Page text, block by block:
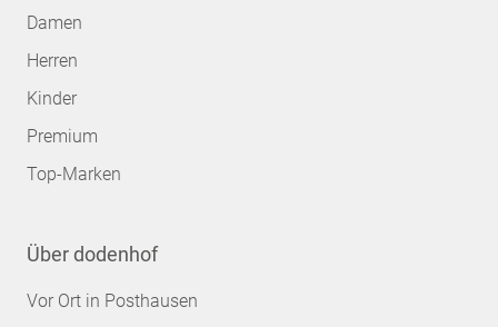
Damen
Herren
Kinder
Premium
Top-Marken
Über dodenhof
Vor Ort in Posthausen